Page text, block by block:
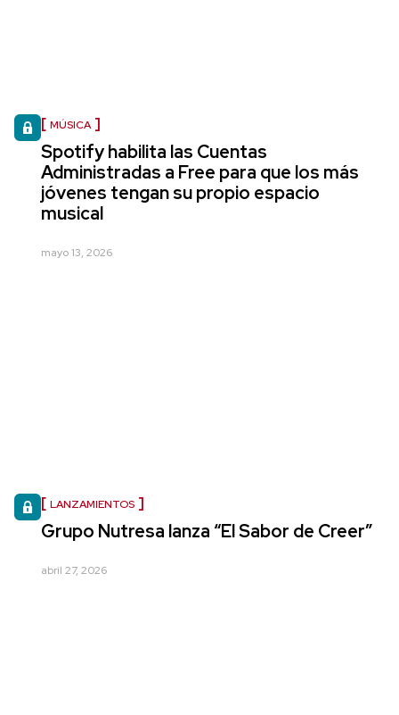
MÚSICA
Spotify habilita las Cuentas
Administradas a Free para que los más
jóvenes tengan su propio espacio
musical
mayo 13, 2026
LANZAMIENTOS
Grupo Nutresa lanza “El Sabor de Creer”
abril 27, 2026